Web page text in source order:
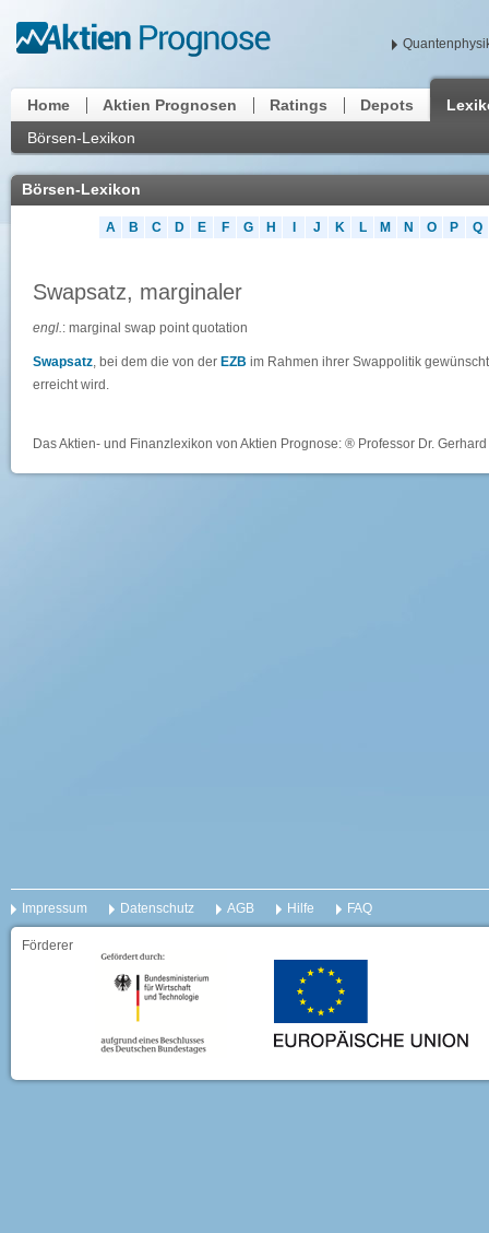
Home Aktien Prognosen Ratings Depots
Börsen-Lexikon
Börsen-Lexikon
A B C D E F G H J K L M N O P Q
Swapsatz, marginaler
engl.: marginal swap point quotation
Swapsatz, bei dem die von der EZB im Rahmen ihrer Swappolitik
erreicht wird.
Das Aktien- und Finanzlexikon von Aktien Prognose: ® Professor Dr.
Impressum Datenschutz AGB Hilfe FAQ
Förderer